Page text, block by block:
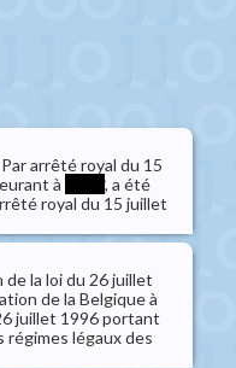
arrêté royal du 15
à
, a été
royal du 15 juillet
la loi du 26 juillet
de la Belgique à
juillet 1996 portant
légaux des